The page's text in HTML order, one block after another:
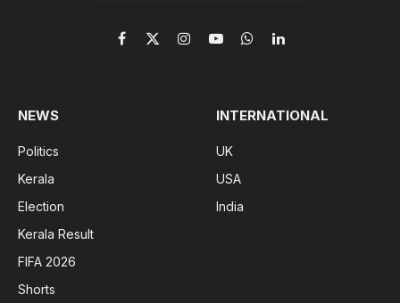
Facebook
X
InstagramYouTubeWhatsAppLinkedIn
NEWS
Politics
Kerala
Election
Kerala Result
FIFA 2026
Shorts
INTERNATIONAL
UK
USA
India